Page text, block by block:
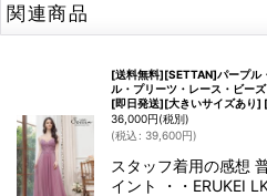
関連商品
[送料無料][SETTAN]パープル
ル・プリーツ・レース・ビー
[即日発送][大きいサイズあり] [
36,000円(税別)
(税込 : 39,600円)
スタッフ着用の感想
イント ・・ERUKEI